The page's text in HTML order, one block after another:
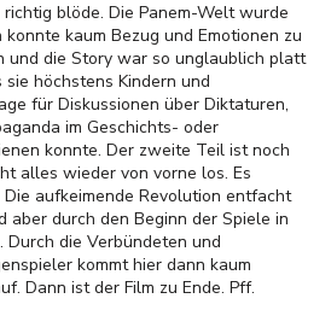
blöde. Die Panem-Welt wurde
kaum Bezug und Emotionen zu
und die Story war so unglaublich platt
höchstens Kindern und
für Diskussionen über Diktaturen,
im Geschichts- oder
konnte. Der zweite Teil ist noch
alles wieder von vorne los. Es
Die aufkeimende Revolution entfacht
aber durch den Beginn der Spiele in
die Verbündeten und
kommt hier dann kaum
Dann ist der Film zu Ende. Pff.